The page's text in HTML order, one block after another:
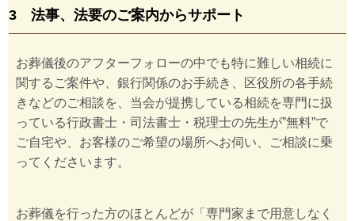
3 法事、法要のご案内からサポート
お葬儀後のアフターフォローの中でも特に難しい相続に
関するご案件や、銀行関係のお手続き、区役所の各手続
きなどのご相談を、当会が提携している相続を専門に扱
っている行政書士・司法書士・税理士の先生が”無料”で
ご自宅や、お客様のご希望の場所へお伺い、ご相談に乗
ってくださいます。
お葬儀を行った方のほとんどが「専門家まで用意しなく